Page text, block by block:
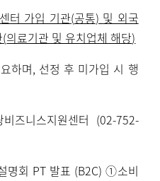
터 가입 기관(공통) 및 외국
(의료기관 및 유치업체 해당)
하며, 선정 후 미가입 시 행
즈니스지원센터 (02-752-
명회 PT 발표 (B2C) ①소비